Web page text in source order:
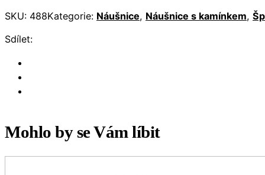
SKU: 488Kategorie: Náušnice, Náušnice s kamínkem,
Sdílet:
Mohlo by se Vám líbit